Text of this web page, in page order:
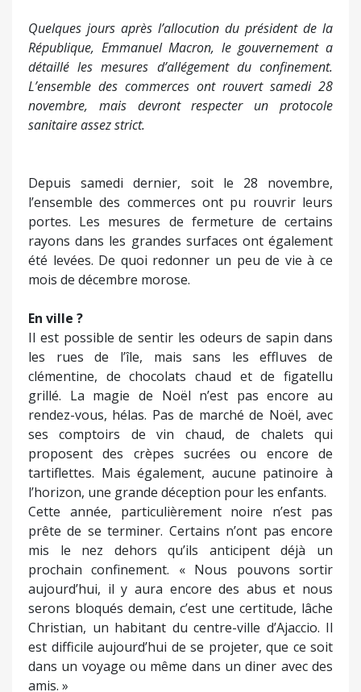
Quelques jours après l’allocution du président de la
République, Emmanuel Macron, le gouvernement a
détaillé les mesures d’allégement du confinement.
L’ensemble des commerces ont rouvert samedi 28
novembre, mais devront respecter un protocole
sanitaire assez strict.
Depuis samedi dernier, soit le 28 novembre,
l’ensemble des commerces ont pu rouvrir leurs
portes. Les mesures de fermeture de certains
rayons dans les grandes surfaces ont également
été levées. De quoi redonner un peu de vie à ce
mois de décembre morose.
En ville ?
Il est possible de sentir les odeurs de sapin dans
les rues de l’île, mais sans les effluves de
clémentine, de chocolats chaud et de figatellu
grillé. La magie de Noël n’est pas encore au
rendez-vous, hélas. Pas de marché de Noël, avec
ses comptoirs de vin chaud, de chalets qui
proposent des crèpes sucrées ou encore de
tartiflettes. Mais également, aucune patinoire à
l’horizon, une grande déception pour les enfants.
Cette année, particulièrement noire n’est pas
prête de se terminer. Certains n’ont pas encore
mis le nez dehors qu’ils anticipent déjà un
prochain confinement. « Nous pouvons sortir
aujourd’hui, il y aura encore des abus et nous
serons bloqués demain, c’est une certitude, lâche
Christian, un habitant du centre-ville d’Ajaccio. Il
est difficile aujourd’hui de se projeter, que ce soit
dans un voyage ou même dans un diner avec des
amis. »